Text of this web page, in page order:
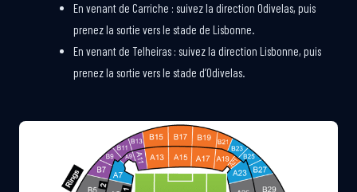
En venant de Carriche : suivez la direction Odivelas, puis
prenez la sortie vers le stade de Lisbonne.
En venant de Telheiras : suivez la direction Lisbonne, puis
prenez la sortie vers le stade d’Odivelas.